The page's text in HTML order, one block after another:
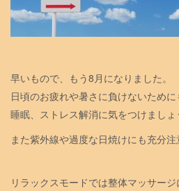
早いもので、もう8月になりました。
日頃のお疲れや暑さに負けないため
睡眠、ストレス解消に気をつけましょ
また紫外線や過度な日焼けにも充分注
リラックスモードでは整体マッサー